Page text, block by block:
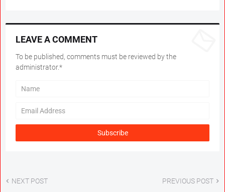
LEAVE A COMMENT
To be published, comments must be reviewed by the
administrator.*
NEXT POST PREVIOUS POST